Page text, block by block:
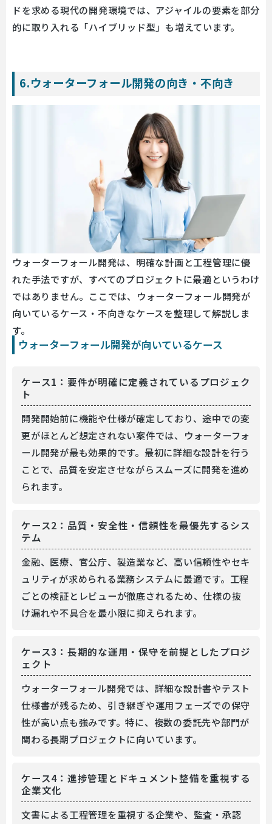
ドを求める現代の開発環境では、アジャイルの要素を部分
的に取り入れる「ハイブリッド型」も増えています。
6.ウォーターフォール開発の向き・不向き
ウォーターフォール開発は、明確な計画と工程管理に優
れた手法ですが、すべてのプロジェクトに最適というわけ
ではありません。ここでは、ウォーターフォール開発が
向いているケース・不向きなケースを整理して解説しま
す。
ウォーターフォール開発が向いているケース
ケース1：要件が明確に定義されているプロジェク
ト
開発開始前に機能や仕様が確定しており、途中での変
更がほとんど想定されない案件では、ウォーターフォ
ール開発が最も効果的です。最初に詳細な設計を行う
ことで、品質を安定させながらスムーズに開発を進め
られます。
ケース2：品質・安全性・信頼性を最優先するシス
テム
金融、医療、官公庁、製造業など、高い信頼性やセキ
ュリティが求められる業務システムに最適です。工程
ごとの検証とレビューが徹底されるため、仕様の抜
け漏れや不具合を最小限に抑えられます。
ケース3：長期的な運用・保守を前提としたプロジ
ェクト
ウォーターフォール開発では、詳細な設計書やテスト
仕様書が残るため、引き継ぎや運用フェーズでの保守
性が高い点も強みです。特に、複数の委託先や部門が
関わる長期プロジェクトに向いています。
ケース4：進捗管理とドキュメント整備を重視する
企業文化
文書による工程管理を重視する企業や、監査・承認